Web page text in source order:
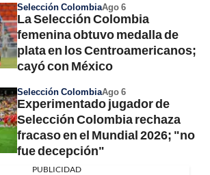
Selección ColombiaAgo 6
La Selección Colombia
femenina obtuvo medalla de
plata en los Centroamericanos;
cayó con México
Selección ColombiaAgo 6
Experimentado jugador de
Selección Colombia rechaza
fracaso en el Mundial 2026; "no
fue decepción"
PUBLICIDAD